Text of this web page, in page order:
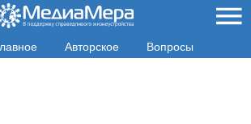
Авторское Вопросы